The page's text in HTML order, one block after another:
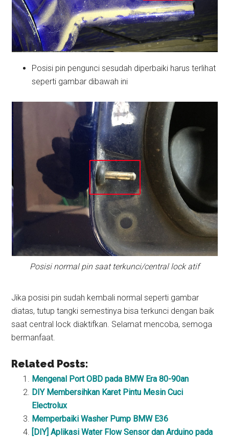
Posisi pin pengunci sesudah diperbaiki harus terlihat
seperti gambar dibawah ini
Posisi normal pin saat terkunci/central lock atif
Jika posisi pin sudah kembali normal seperti gambar
diatas, tutup tangki semestinya bisa terkunci dengan baik
saat central lock diaktifkan. Selamat mencoba, semoga
bermanfaat.
Related Posts:
Mengenal Port OBD pada BMW Era 80-90an
DIY Membersihkan Karet Pintu Mesin Cuci
Electrolux
Memperbaiki Washer Pump BMW E36
[DIY] Aplikasi Water Flow Sensor dan Arduino pada